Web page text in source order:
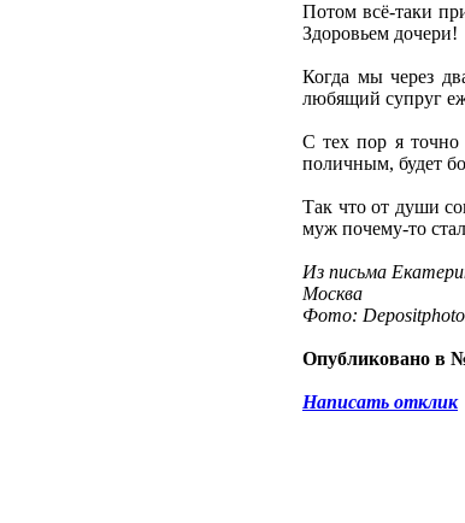
Потом всё-таки
Здоровьем дочери!
Когда мы через
любящий супруг
С тех пор я
поличным, будет
Так что от души
муж почему-то
Из письма
Москва
Фото:
Опубликовано в
Написать отклик